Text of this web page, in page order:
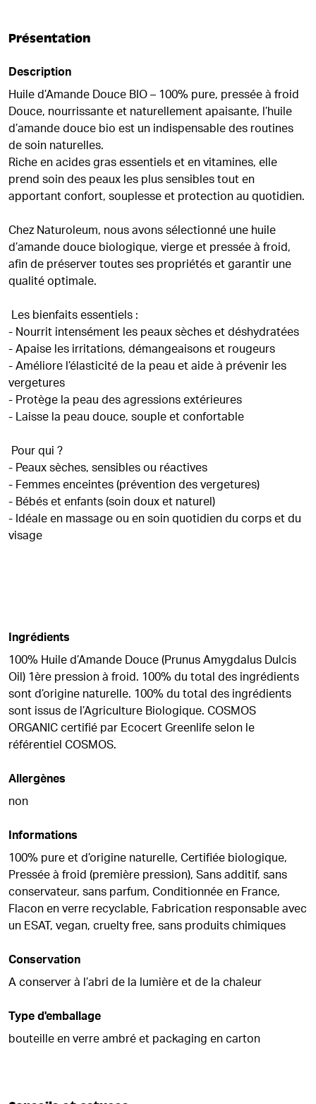
Présentation
Description
Huile d’Amande Douce BIO – 100% pure, pressée à froid
Douce, nourrissante et naturellement apaisante, l’huile
d’amande douce bio est un indispensable des routines
de soin naturelles.
Riche en acides gras essentiels et en vitamines, elle
prend soin des peaux les plus sensibles tout en
apportant confort, souplesse et protection au quotidien.
Chez Naturoleum, nous avons sélectionné une huile
d’amande douce biologique, vierge et pressée à froid,
afin de préserver toutes ses propriétés et garantir une
qualité optimale.
Les bienfaits essentiels :
- Nourrit intensément les peaux sèches et déshydratées
- Apaise les irritations, démangeaisons et rougeurs
- Améliore l’élasticité de la peau et aide à prévenir les
vergetures
- Protège la peau des agressions extérieures
- Laisse la peau douce, souple et confortable
Pour qui ?
- Peaux sèches, sensibles ou réactives
- Femmes enceintes (prévention des vergetures)
- Bébés et enfants (soin doux et naturel)
- Idéale en massage ou en soin quotidien du corps et du
visage
Ingrédients
100% Huile d’Amande Douce (Prunus Amygdalus Dulcis
Oil) 1ère pression à froid. 100% du total des ingrédients
sont d’origine naturelle. 100% du total des ingrédients
sont issus de l’Agriculture Biologique. COSMOS
ORGANIC certifié par Ecocert Greenlife selon le
référentiel COSMOS.
Allergènes
non
Informations
100% pure et d’origine naturelle, Certifiée biologique,
Pressée à froid (première pression), Sans additif, sans
conservateur, sans parfum, Conditionnée en France,
Flacon en verre recyclable, Fabrication responsable avec
un ESAT, vegan, cruelty free, sans produits chimiques
Conservation
A conserver à l’abri de la lumière et de la chaleur
Type d'emballage
bouteille en verre ambré et packaging en carton